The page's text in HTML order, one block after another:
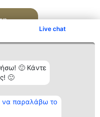
Live chat
🙂 Κάντε
🙂
να παραλάβω το
Επικοινωνία
Επικοινωνία